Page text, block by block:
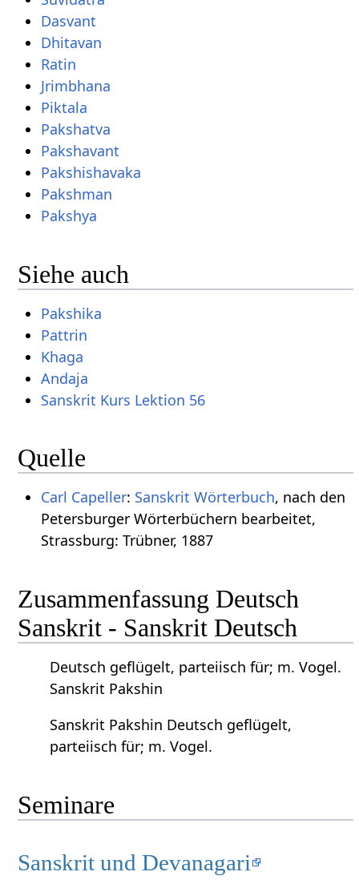
Dasvant
Dhitavan
Ratin
Jrimbhana
Piktala
Pakshatva
Pakshavant
Pakshishavaka
Pakshman
Pakshya
Siehe auch
Pakshika
Pattrin
Khaga
Andaja
Sanskrit Kurs Lektion 56
Quelle
Carl Capeller: Sanskrit Wörterbuch, nach den
Petersburger Wörterbüchern bearbeitet,
Strassburg: Trübner, 1887
Zusammenfassung Deutsch
Sanskrit - Sanskrit Deutsch
Deutsch geflügelt, parteiisch für; m. Vogel.
Sanskrit Pakshin
Sanskrit Pakshin Deutsch geflügelt,
parteiisch für; m. Vogel.
Seminare
Sanskrit und Devanagari